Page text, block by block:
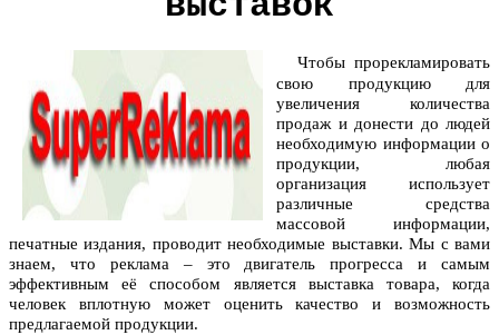
Чтобы прорекламировать
свою продукцию для
увеличения количества
продаж и донести до людей
необходимую информации о
продукции, любая
организация использует
различные средства
массовой информации,
печатные издания, проводит необходимые выставки. Мы с вами
знаем, что реклама – это двигатель прогресса и самым
эффективным её способом является выставка товара, когда
человек вплотную может оценить качество и возможность
предлагаемой продукции.